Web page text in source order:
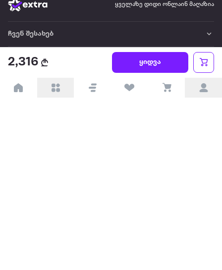
2,316 ყიდვა
ყველაზე დიდი ონლაინ მაღაზია
ჩვენ შესახებ
წესები და პირობები
პარტნიორებისთვის